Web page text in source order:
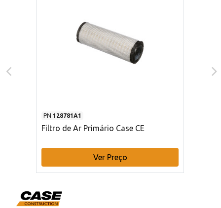
PN 128781A1
Filtro de Ar Primário Case CE
Ver Preço